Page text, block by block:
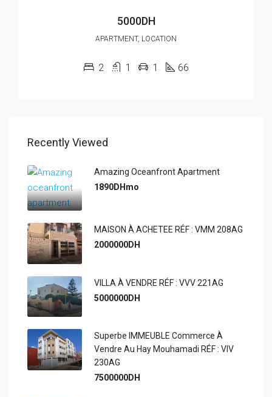
5000DH
APARTMENT, LOCATION
2 1 1 66
Recently Viewed
Amazing Oceanfront Apartment
1890DHmo
MAISON À ACHETEE RÉF : VMM 208AG
2000000DH
VILLA À VENDRE RÉF : VVV 221AG
5000000DH
Superbe IMMEUBLE Commerce À
Vendre Au Hay Mouhamadi RÉF : VIV
230AG
7500000DH